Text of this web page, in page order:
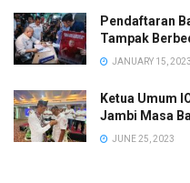
Pendaftaran
Tampak
JANUARY 15, 2023
Ketua Umum
Jambi Masa
JUNE 25, 2023